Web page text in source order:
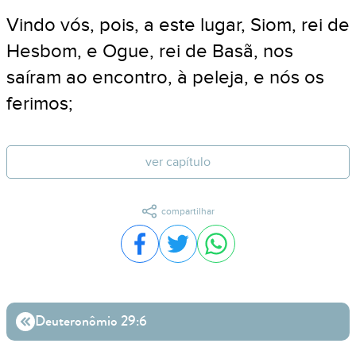
Vindo vós, pois, a este lugar, Siom, rei de
Hesbom, e Ogue, rei de Basã, nos
saíram ao encontro, à peleja, e nós os
ferimos;
ver capítulo
compartilhar
Compartilhar no Facebook
Compartilhar no Twitter
Compartilhar no
Deuteronômio 29:6